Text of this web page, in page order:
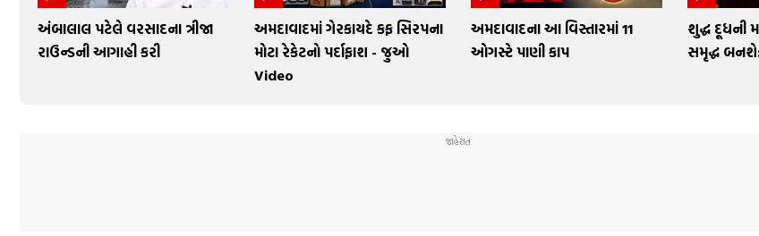
અંબાલાલ પટેલે વરસાદના ત્રીજા
રાઉન્ડની આગાહી કરી
અમદાવાદમાં ગેરકાયદે કફ સિરપના
મોટા રેકેટનો પર્દાફાશ - જુઓ
Video
અમદાવાદના આ વિસ્તારમાં 11
ઓગસ્ટે પાણી કાપ
શુદ્ધ દૂધની
સમૃદ્ધ